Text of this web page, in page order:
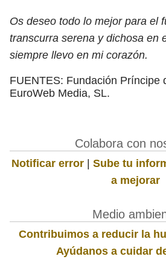
Os deseo todo lo mejor para el
transcurra serena y dichosa en
siempre llevo en mi corazón.
FUENTES: Fundación Príncipe
EuroWeb Media, SL.
Colabora con
Notificar error | Sube tu
a mejorar
Medio
Contribuimos a reducir la
Ayúdanos a cuidar